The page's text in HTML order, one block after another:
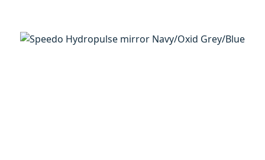
Bildergalerie überspringen